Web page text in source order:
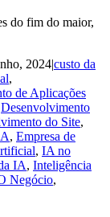
do fim do maior,
2024|custo da
,
de Aplicações
Desenvolvimento
do Site,
, Empresa de
, IA no
IA, Inteligência
Negócio,